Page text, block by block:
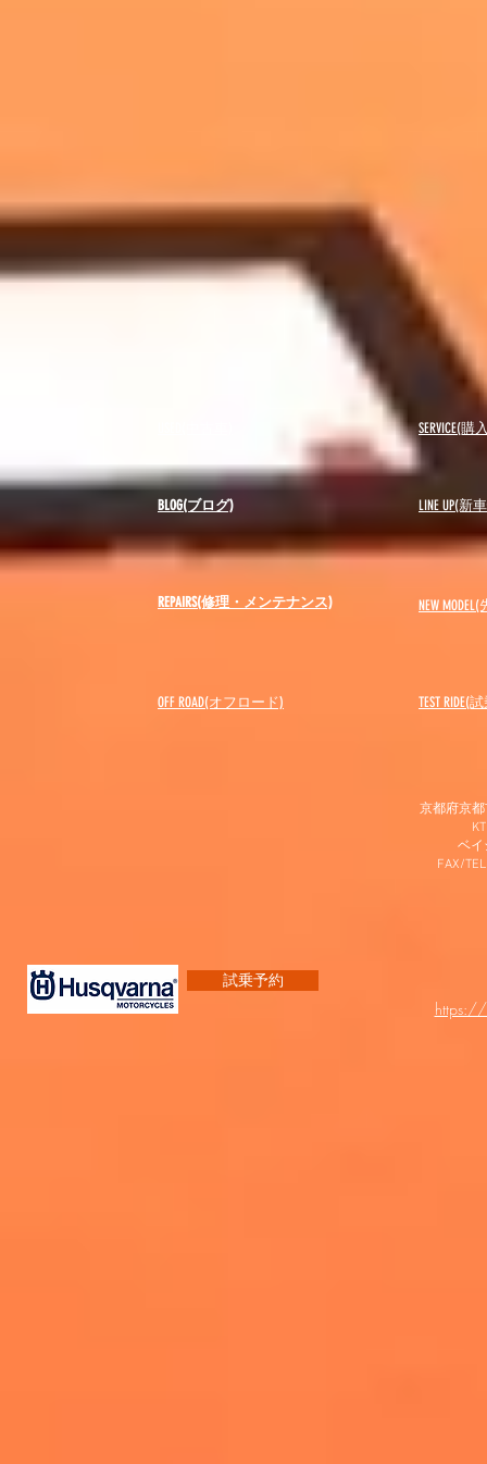
BLOG(ブログ)
SERVICE(
LINE UP(新
REPAIRS(修理・メンテナンス) NEW MODEL(
OFF ROAD(オフロード) ​TEST RIDE(
京都府京
ベイ
FAX/
試乗予約
https://